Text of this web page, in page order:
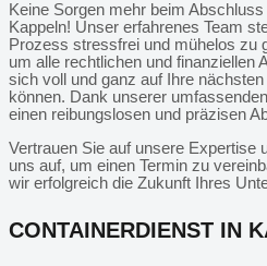
Keine Sorgen mehr beim
Kappeln! Unser erfahrenes Team
Prozess stressfrei und mühelos zu
um alle rechtlichen und finanziellen
sich voll und ganz auf Ihre
können. Dank unserer
einen reibungslosen und präzisen
Vertrauen Sie auf unsere Expertise
uns auf, um einen Termin zu
wir erfolgreich die Zukunft Ihres
CONTAINERDIENST IN